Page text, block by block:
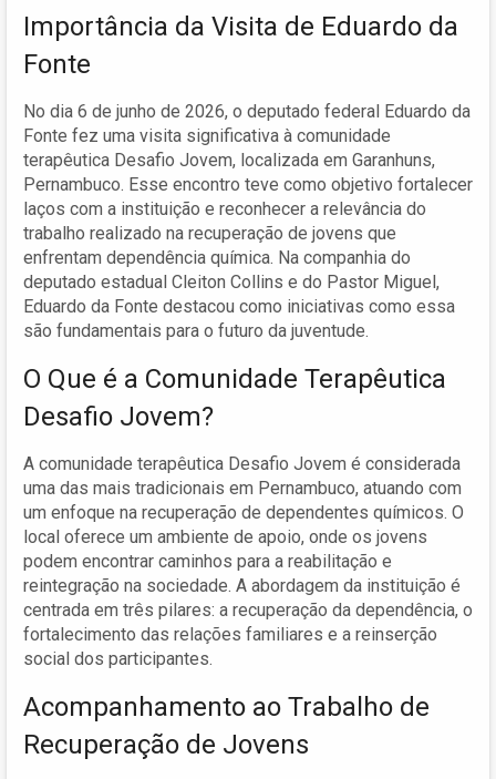
Importância da Visita de Eduardo da
Fonte
No dia 6 de junho de 2026, o deputado federal Eduardo da
Fonte fez uma visita significativa à comunidade
terapêutica Desafio Jovem, localizada em Garanhuns,
Pernambuco. Esse encontro teve como objetivo fortalecer
laços com a instituição e reconhecer a relevância do
trabalho realizado na recuperação de jovens que
enfrentam dependência química. Na companhia do
deputado estadual Cleiton Collins e do Pastor Miguel,
Eduardo da Fonte destacou como iniciativas como essa
são fundamentais para o futuro da juventude.
O Que é a Comunidade Terapêutica
Desafio Jovem?
A comunidade terapêutica Desafio Jovem é considerada
uma das mais tradicionais em Pernambuco, atuando com
um enfoque na recuperação de dependentes químicos. O
local oferece um ambiente de apoio, onde os jovens
podem encontrar caminhos para a reabilitação e
reintegração na sociedade. A abordagem da instituição é
centrada em três pilares: a recuperação da dependência, o
fortalecimento das relações familiares e a reinserção
social dos participantes.
Acompanhamento ao Trabalho de
Recuperação de Jovens